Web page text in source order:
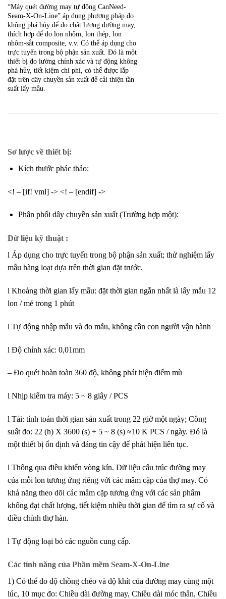
“Máy quét đường may tự động CanNeed-
Seam-X-On-Line” áp dụng phương pháp đo
không phá hủy để đo chất lượng đường may,
thích hợp để đo lon nhôm, lon thép, lon
nhôm-sắt composite, v.v. Có thể áp dụng cho
trực tuyến trong bộ phận sản xuất. Đó là một
thiết bị đo lường chính xác và tự động không
phá hủy, tiết kiệm chi phí, có thể được lắp
đặt trên dây chuyền sản xuất để cải thiện tần
suất lấy mẫu.
Sơ lược về thiết bị:
Kích thước phác thảo:
<! – [if! vml] -> <! – [endif] ->
Phân phối dây chuyền sản xuất (Trường hợp một):
Dữ liệu kỹ thuật :
l Áp dụng cho trực tuyến trong bộ phận sản xuất; thử nghiệm lấy
mẫu hàng loạt dựa trên thời gian đặt trước.
l Khoảng thời gian lấy mẫu: đặt thời gian ngắn nhất là lấy mẫu 12
lon / mẻ trong 1 phút
l Tự động nhập mẫu và đo mẫu, không cần con người vận hành
l Độ chính xác: 0,01mm
– Đo quét hoàn toàn 360 độ, không phát hiện điểm mù
l Nhịp kiểm tra máy: 5 ~ 8 giây / PCS
l Tải: tính toán thời gian sản xuất trong 22 giờ một ngày; Công
suất đo: 22 (h) X 3600 (s) ÷ 5 ~ 8 (s) ≈10 K PCS / ngày. Đó là
một thiết bị ổn định và đáng tin cậy để phát hiện liên tục.
l Thông qua điều khiển vòng kín. Dữ liệu cấu trúc đường may
của mỗi lon tương ứng riêng với các mâm cặp của thợ may. Có
khả năng theo dõi các mâm cặp tương ứng với các sản phẩm
không đạt chất lượng, tiết kiệm nhiều thời gian để tìm ra sự cố và
điều chỉnh thợ hàn.
l Tự động loại bỏ các nguồn cung cấp.
Các tính năng của Phần mềm Seam-X-On-Line
1) Có thể đo độ chồng chéo và độ khít của đường may cùng một
lúc, 10 mục đo: Chiều dài đường may, Chiều dài móc thân, Chiều